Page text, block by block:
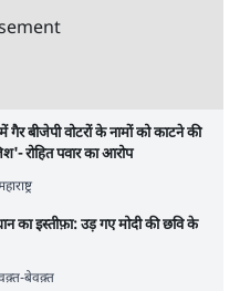
में गैर बीजेपी वोटरों के नामों को काटने की
रोहित पवार का आरोप
का इस्तीफ़ा: उड़ गए मोदी की छवि के
बेवक़्त